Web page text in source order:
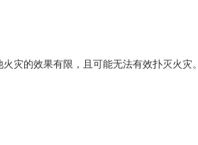
灾的效果有限，且可能无法有效扑灭火